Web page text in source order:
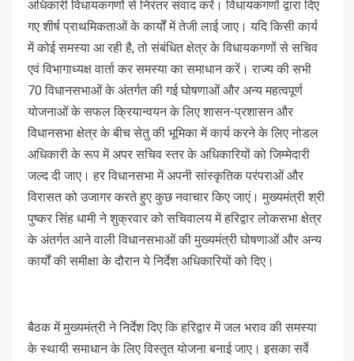
अधिकारी विधायकगणों से निरंतर संवाद करें। विधायकगणों द्वारा दिए
गए शीर्ष प्राथमिकताओं के कार्यों में तेजी लाई जाए। यदि किसी कार्य
में कोई समस्या आ रही है, तो संबंधित क्षेत्र के विधायकगणों से सचिव
एवं विभागाध्यक्ष वार्ता कर समस्या का समाधान करें। राज्य की सभी
70 विधानसभाओं के अंतर्गत की गई घोषणाओं और अन्य महत्वपूर्ण
योजनाओं के सफल क्रियान्वयन के लिए शासन-प्रशासन और
विधानसभा क्षेत्र के बीच सेतु की भूमिका में कार्य करने के लिए नोडल
अधिकारी के रूप में अपर सचिव स्तर के अधिकारियों को जिम्मेदारी
जल्द दी जाए। हर विधानसभा में अपनी सांस्कृतिक परंपराओं और
विरासत को उजागर करते हुए कुछ नवाचार किए जाएं। मुख्यमंत्री श्री
पुष्कर सिंह धामी ने शुक्रवार को सचिवालय में हरिद्वार लोकसभा क्षेत्र
के अंतर्गत आने वाली विधानसभाओं की मुख्यमंत्री घोषणाओं और अन्य
कार्यों की समीक्षा के दौरान ये निर्देश अधिकारियों को दिए।
बैठक में मुख्यमंत्री ने निर्देश दिए कि हरिद्वार में जल भराव की समस्या
के स्थायी समाधान के लिए विस्तृत योजना बनाई जाए। इसका सर्वे